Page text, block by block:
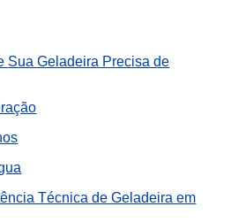
Sua Geladeira Precisa de
Técnica de Geladeira em